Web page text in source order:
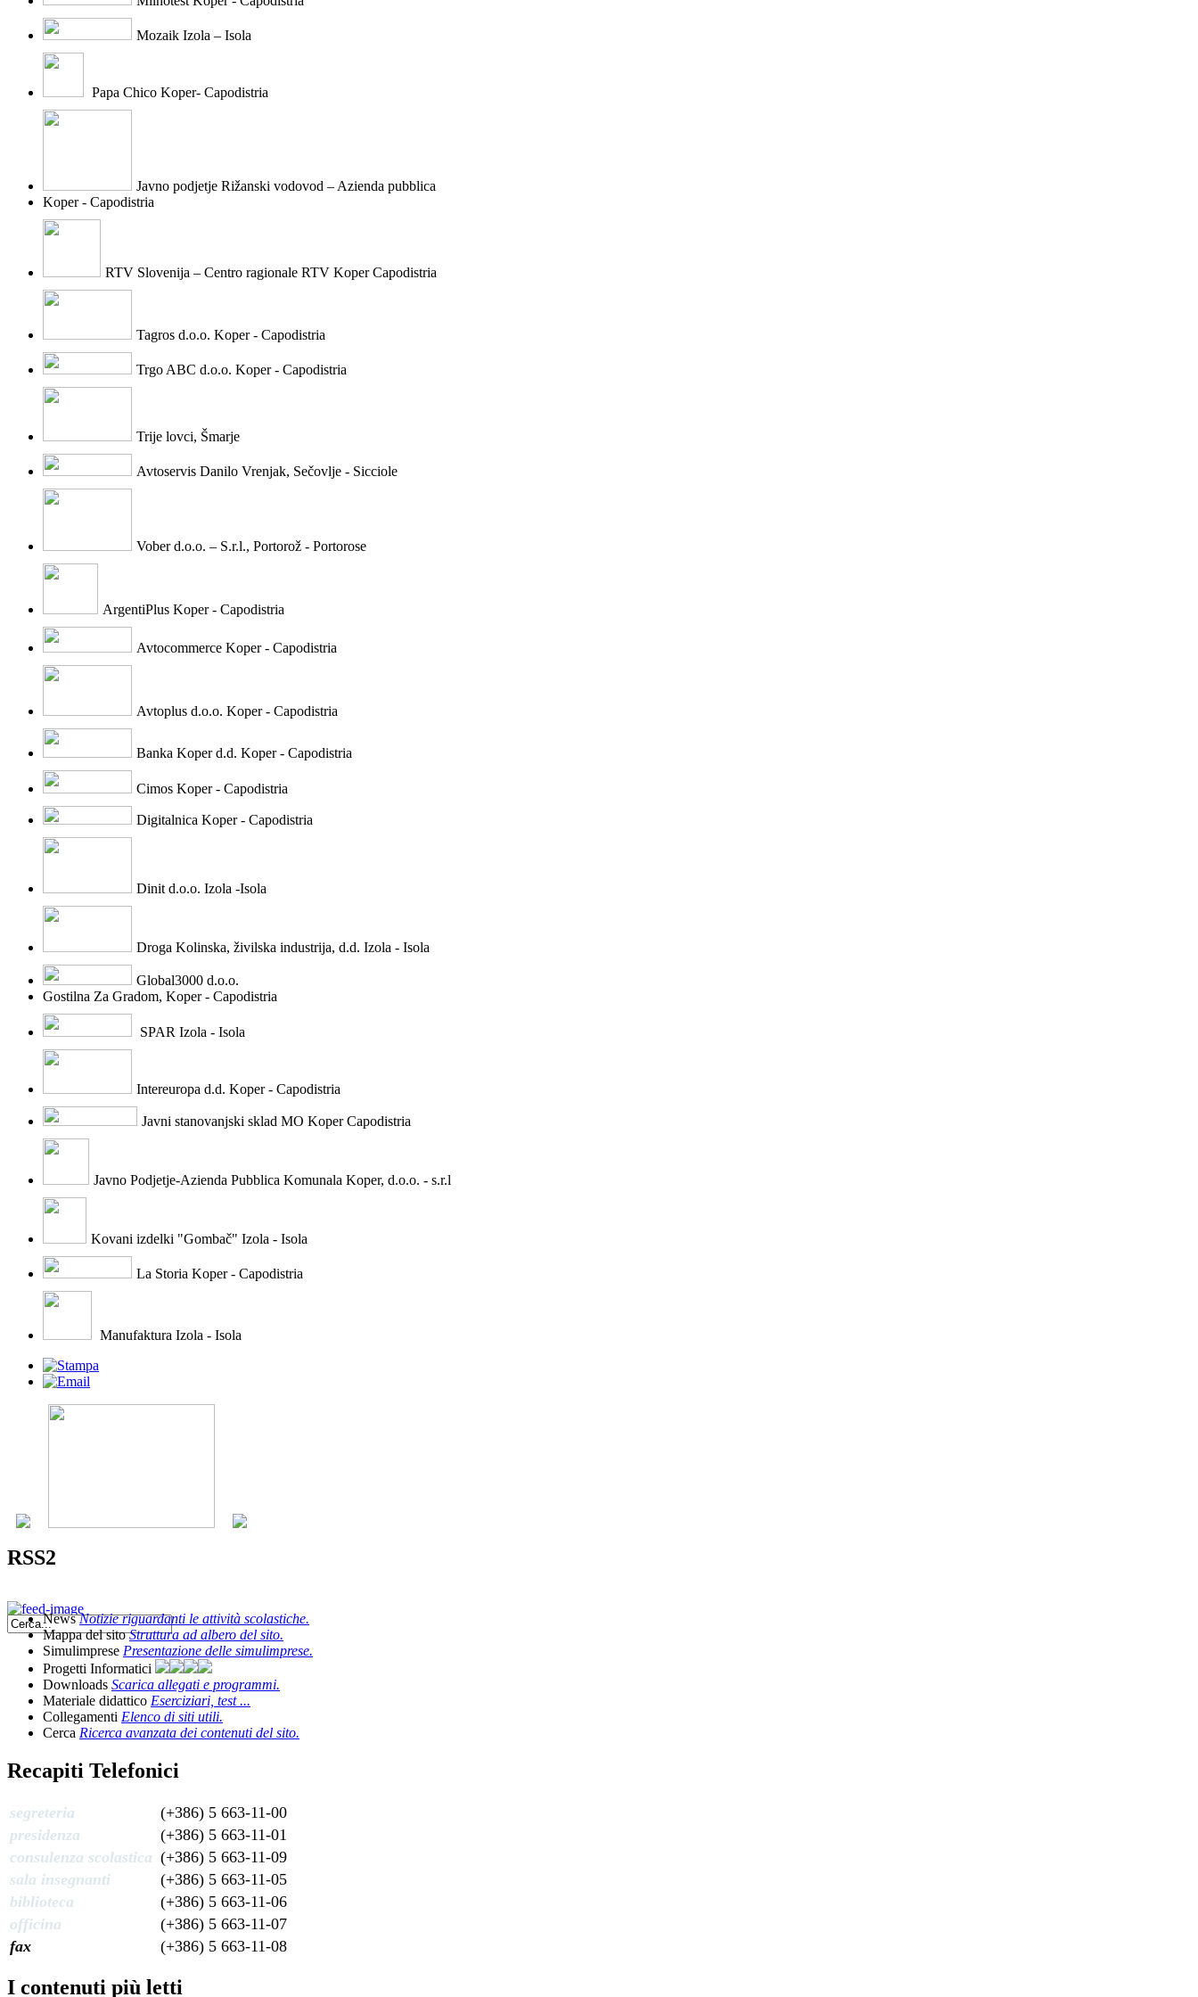
Mozaik Izola – Isola
Papa Chico Koper- Capodistria
Javno podjetje Rižanski vodovod – Azienda pubblica
Koper - Capodistria
RTV Slovenija – Centro ragionale RTV Koper Capodistria
Tagros d.o.o. Koper - Capodistria
Trgo ABC d.o.o. Koper - Capodistria
Trije lovci, Šmarje
Avtoservis Danilo Vrenjak, Sečovlje - Sicciole
Vober d.o.o. – S.r.l., Portorož - Portorose
ArgentiPlus Koper - Capodistria
Avtocommerce Koper - Capodistria
Avtoplus d.o.o. Koper - Capodistria
Banka Koper d.d. Koper - Capodistria
Cimos Koper - Capodistria
Digitalnica Koper - Capodistria
Dinit d.o.o. Izola -Isola
Droga Kolinska, živilska industrija, d.d. Izola - Isola
Global3000 d.o.o.
Gostilna Za Gradom, Koper - Capodistria
SPAR Izola - Isola
Intereuropa d.d. Koper - Capodistria
Javni stanovanjski sklad MO Koper Capodistria
Javno Podjetje-Azienda Pubblica Komunala Koper, d.o.o. - s.r.l
Kovani izdelki "Gombač" Izola - Isola
La Storia Koper - Capodistria
Manufaktura Izola - Isola
RSS2
NewsNotizie riguardanti le attività scolastiche.
Mappa del sitoStruttura ad albero del sito.
Simulimprese Presentazione delle simulimprese.
Progetti Informatici
Downloads Scarica allegati e programmi.
Materiale didattico Eserciziari, test ...
Collegamenti Elenco di siti utili.
Cerca Ricerca avanzata dei contenuti del sito.
Recapiti Telefonici
segreteria
(+386) 5 663-11-00
presidenza
(+386) 5 663-11-01
consulenza scolastica (+386) 5 663-11-09
sala insegnanti
(+386) 5 663-11-05
biblioteca
(+386) 5 663-11-06
officina
(+386) 5 663-11-07
fax
(+386) 5 663-11-08
I contenuti più letti